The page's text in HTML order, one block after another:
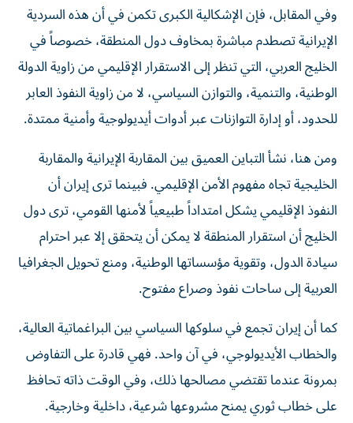
وفي المقابل، فإن الإشكالية الكبرى تكمن في أن هذه السردية
الإيرانية تصطدم مباشرة بمخاوف دول المنطقة، خصوصاً في
الخليج العربي، التي تنظر إلى الاستقرار الإقليمي من زاوية الدولة
الوطنية، والتنمية، والتوازن السياسي، لا من زاوية النفوذ العابر
للحدود، أو إدارة التوازنات عبر أدوات أيديولوجية وأمنية ممتدة.
ومن هنا، نشأ التباين العميق بين المقاربة الإيرانية والمقاربة
الخليجية تجاه مفهوم الأمن الإقليمي. فبينما ترى إيران أن
النفوذ الإقليمي يشكل امتداداً طبيعياً لأمنها القومي، ترى دول
الخليج أن استقرار المنطقة لا يمكن أن يتحقق إلا عبر احترام
سيادة الدول، وتقوية مؤسساتها الوطنية، ومنع تحويل الجغرافيا
العربية إلى ساحات نفوذ وصراع مفتوح.
كما أن إيران تجمع في سلوكها السياسي بين البراغماتية العالية،
والخطاب الأيديولوجي، في آن واحد. فهي قادرة على التفاوض
بمرونة عندما تقتضي مصالحها ذلك، وفي الوقت ذاته تحافظ
على خطاب ثوري يمنح مشروعها شرعية، داخلية وخارجية.